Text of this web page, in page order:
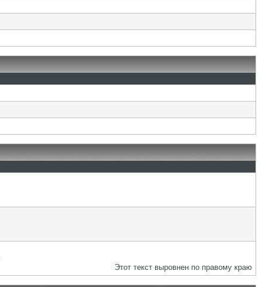
Этот текст выровнен по правому краю